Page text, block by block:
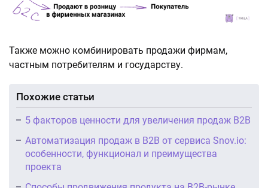
Также можно комбинировать продажи фирмам,
частным потребителям и государству.
Похожие статьи
5 факторов ценности для увеличения продаж B2B
Автоматизация продаж в B2B от сервиса Snov.io:
особенности, функционал и преимущества
проекта